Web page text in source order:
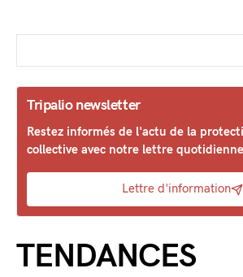
Tripalio newsletter
Restez informés de l'actu de la
collective avec notre lettre quotidienne
Lettre d'information
TENDANCES